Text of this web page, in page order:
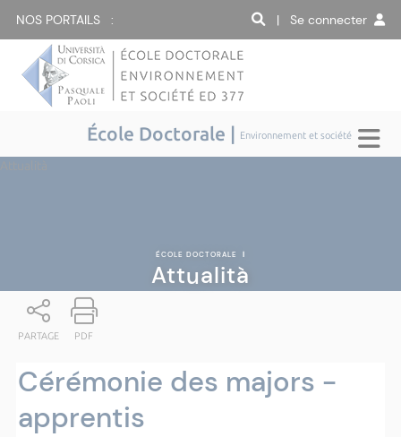
NOS PORTAILS : | Se connecter
École Doctorale | Environnement et société
ÉCOLE DOCTORALE |
Attualità
PARTAGE PDF
Cérémonie des majors -
apprentis